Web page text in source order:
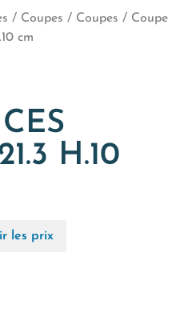
/ Coupes / Coupes / Coupe
cm
H.10
les prix